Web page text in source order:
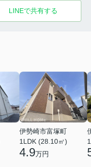
LINEで共有する
伊勢崎市富塚町
1LDK (28.10㎡)
4.9万円